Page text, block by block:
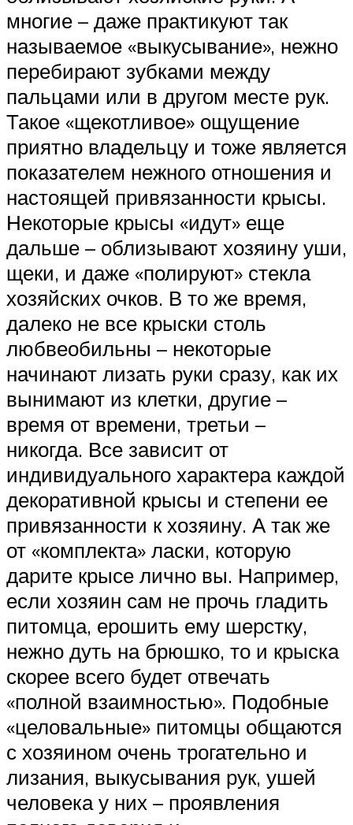
многие – даже практикуют так
называемое «выкусывание», нежно
перебирают зубками между
пальцами или в другом месте рук.
Такое «щекотливое» ощущение
приятно владельцу и тоже является
показателем нежного отношения и
настоящей привязанности крысы.
Некоторые крысы «идут» еще
дальше – облизывают хозяину уши,
щеки, и даже «полируют» стекла
хозяйских очков. В то же время,
далеко не все крыски столь
любвеобильны – некоторые
начинают лизать руки сразу, как их
вынимают из клетки, другие –
время от времени, третьи –
никогда. Все зависит от
индивидуального характера каждой
декоративной крысы и степени ее
привязанности к хозяину. А так же
от «комплекта» ласки, которую
дарите крысе лично вы. Например,
если хозяин сам не прочь гладить
питомца, ерошить ему шерстку,
нежно дуть на брюшко, то и крыска
скорее всего будет отвечать
«полной взаимностью». Подобные
«целовальные» питомцы общаются
с хозяином очень трогательно и
лизания, выкусывания рук, ушей
человека у них – проявления